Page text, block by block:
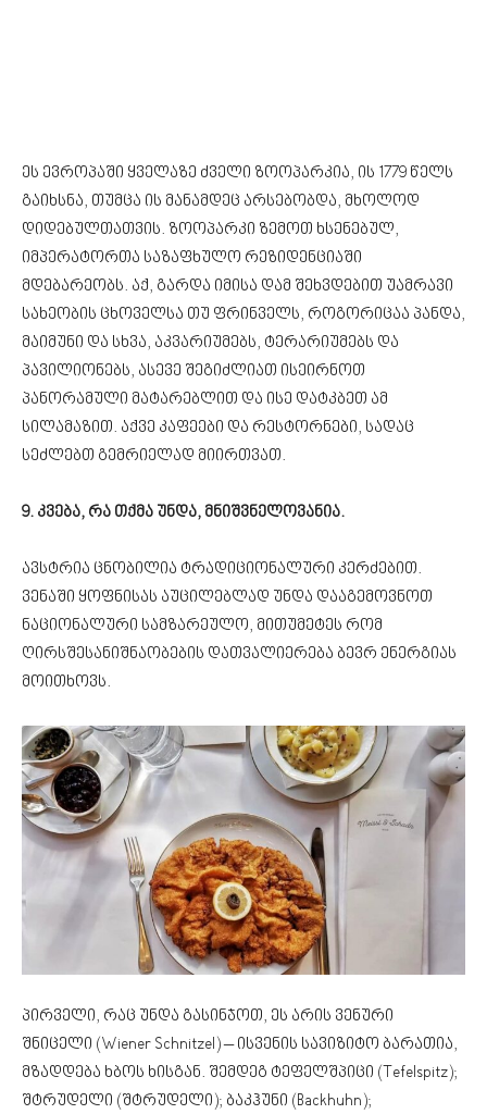
ეს ევროპაში ყველაზე ძველი ზოოპარკია, ის 1779 წელს
გაიხსნა, თუმცა ის მანამდეც არსებობდა, მხოლოდ
დიდებულთათვის. ზოოპარკი ზემოთ ხსენებულ,
იმპერატორთა საზაფხულო რეზიდენციაში
მდებარეობს. აქ, გარდა იმისა დამ შეხვდებით უამრავი
სახეობის ცხოველსა თუ ფრინველს, როგორიცაა პანდა,
მაიმუნი და სხვა, აკვარიუმებს, ტერარიუმებს და
პავილიონებს, ასევე შეგიძლიათ ისეირნოთ
პანორამული მატარებლით და ისე დატკბეთ ამ
სილამაზით. აქვე კაფეები და რესტორნები, სადაც
სეძლებთ გემრიელად მიირთვათ.
9. კვება, რა თქმა უნდა, მნიშვნელოვანია.
ავსტრია ცნობილია ტრადიციონალური კერძებით.
ვენაში ყოფნისას აუცილებლად უნდა დააგემოვნოთ
ნაციონალური სამზარეულო, მითუმეტეს რომ
ღირსშესანიშნაობების დათვალიერება ბევრ ენერგიას
მოითხოვს.
პირველი, რაც უნდა გასინჯოთ, ეს არის ვენური
შნიცელი (Wiener Schnitzel) – ისვენის სავიზიტო ბარათია,
მზადდება ხბოს ხისგან. შემდეგ ტეფელშპიცი (Tefelspitz);
შტრუდელი (შტრუდელი); ბაკჰუნი (Backhuhn);